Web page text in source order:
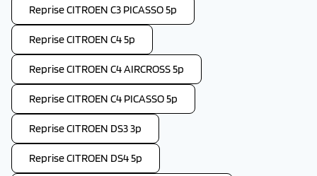
Reprise CITROEN C3 PICASSO 5p
Reprise CITROEN C4 5p
Reprise CITROEN C4 AIRCROSS 5p
Reprise CITROEN C4 PICASSO 5p
Reprise CITROEN DS3 3p
Reprise CITROEN DS4 5p